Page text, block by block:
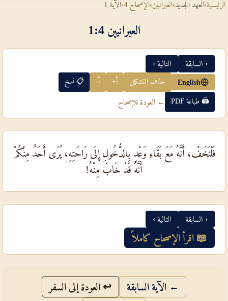
الرئيسية›العهد الجديد›العبرانيين›الإصحاح 4 ›الآية 1
العبرانيين 4‏:‏1
‹ السابقة التالية ›
English حذف التشكيل أ+ أ- 📋 نسخ
🖨 طباعة PDF ← العودة للإصحاح
فَلْنَخَفْ، أَنَّهُ مَعَ بَقَاءِ وَعْدٍ بِالدُّخُولِ إِلَى رَاحَتِهِ، يُرَى أَحَدٌ مِنْكُمْ
أَنَّهُ قَدْ خَابَ مِنْهُ!
‹ السابقة التالية ›
📖 اقرأ الإصحاح كاملاً
← الآية السابقة ↩ العودة إلى السفر